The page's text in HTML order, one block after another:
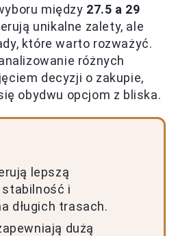
między 27.5 a 29
unikalne zalety, ale
które warto rozważyć.
różnych
decyzji o zakupie,
obydwu opcjom z bliska.
lepszą
stabilność i
długich trasach.
dużą